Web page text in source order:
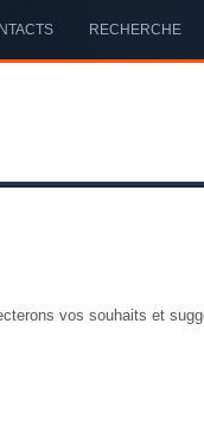
RECHERCHE
vos souhaits et